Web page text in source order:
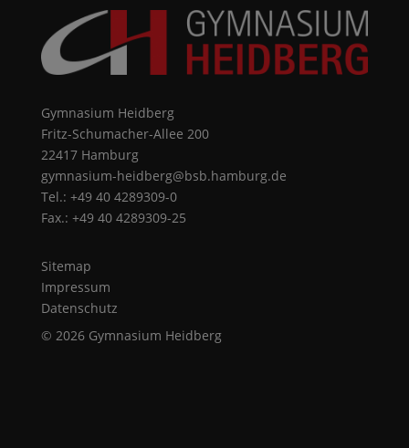
Gymnasium Heidberg
Fritz-Schumacher-Allee 200
22417 Hamburg
gymnasium-heidberg@bsb.hamburg.de
Tel.: +49 40 4289309-0
Fax.: +49 40 4289309-25
Sitemap
Impressum
Datenschutz
© 2026 Gymnasium Heidberg